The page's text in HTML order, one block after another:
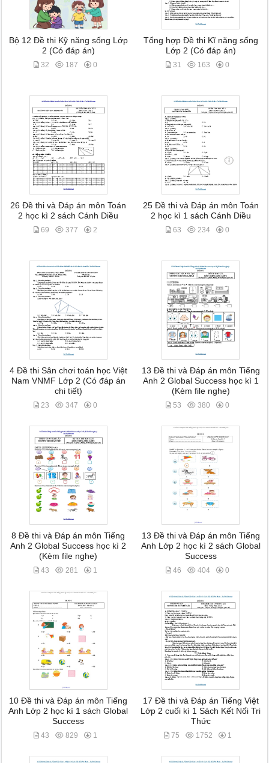
Bộ 12 Đề thi Kỹ năng sống Lớp
2 (Có đáp án)
32 187 0
Tổng hợp Đề thi Kĩ năng sống
Lớp 2 (Có đáp án)
31 163 0
26 Đề thi và Đáp án môn Toán
2 học kì 2 sách Cánh Diều
69 377 2
25 Đề thi và Đáp án môn Toán
2 học kì 1 sách Cánh Diều
63 234 0
4 Đề thi Sân chơi toán học Việt
Nam VNMF Lớp 2 (Có đáp án
chi tiết)
23 347 0
13 Đề thi và Đáp án môn Tiếng
Anh 2 Global Success học kì 1
(Kèm file nghe)
53 380 0
8 Đề thi và Đáp án môn Tiếng
Anh 2 Global Success học kì 2
(Kèm file nghe)
43 281 1
13 Đề thi và Đáp án môn Tiếng
Anh Lớp 2 học kì 2 sách Global
Success
46 404 0
10 Đề thi và Đáp án môn Tiếng
Anh Lớp 2 học kì 1 sách Global
Success
43 829 1
17 Đề thi và Đáp án Tiếng Việt
Lớp 2 cuối kì 1 Sách Kết Nối Tri
Thức
75 1752 1